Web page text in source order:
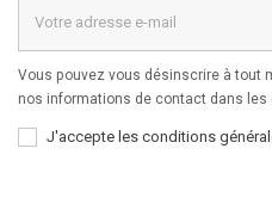
Vous pouvez vous désinscrire à tout
nos informations de contact dans
J'accepte les conditions